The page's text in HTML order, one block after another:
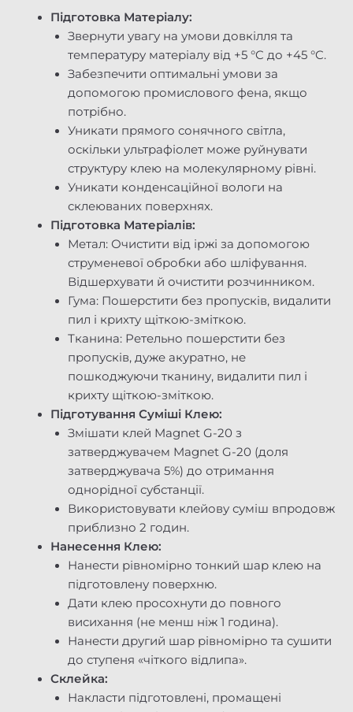
Підготовка Матеріалу:
Звернути увагу на умови довкілля та
температуру матеріалу від +5 °C до +45 °C.
Забезпечити оптимальні умови за
допомогою промислового фена, якщо
потрібно.
Уникати прямого сонячного світла,
оскільки ультрафіолет може руйнувати
структуру клею на молекулярному рівні.
Уникати конденсаційної вологи на
склеюваних поверхнях.
Підготовка Матеріалів:
Метал: Очистити від іржі за допомогою
струменевої обробки або шліфування.
Відшерхувати й очистити розчинником.
Гума: Пошерстити без пропусків, видалити
пил і крихту щіткою-зміткою.
Тканина: Ретельно пошерстити без
пропусків, дуже акуратно, не
пошкоджуючи тканину, видалити пил і
крихту щіткою-зміткою.
Підготування Суміші Клею:
Змішати клей Magnet G-20 з
затверджувачем Magnet G-20 (доля
затверджувача 5%) до отримання
однорідної субстанції.
Використовувати клейову суміш впродовж
приблизно 2 годин.
Нанесення Клею:
Нанести рівномірно тонкий шар клею на
підготовлену поверхню.
Дати клею просохнути до повного
висихання (не менш ніж 1 година).
Нанести другий шар рівномірно та сушити
до ступеня «чіткого відлипа».
Склейка:
Накласти підготовлені, промащені